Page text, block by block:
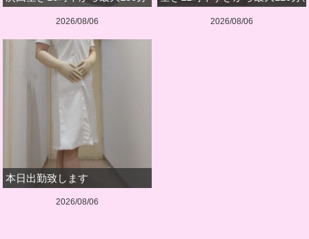
2026/08/06 2026/08/06
本日出勤致します
2026/08/06